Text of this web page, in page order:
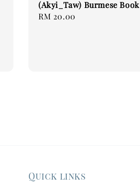
(Akyi_Taw) Burmese Book
Regular
RM 20.00
Quick links